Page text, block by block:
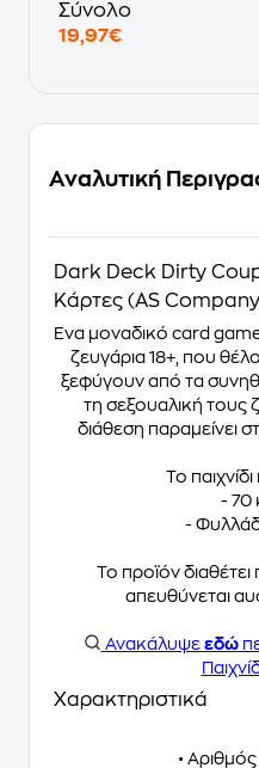
Σύνολο
19,97€
Αναλυτική
Dark Deck Dirty
Κάρτες (AS
Ένα μοναδικό card game
ζευγάρια 18+, που
ξεφύγουν από τα
τη σεξουαλική τους
διάθεση παραμείνει
Το
- 70
-
Το προϊόν
απευθύνεται
Ανακάλυψε εδώ
Χαρακτηριστικά
•